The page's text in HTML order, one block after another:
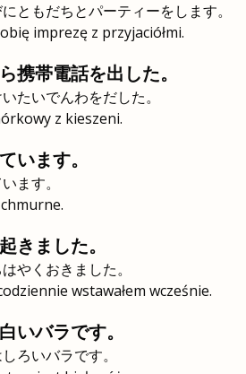
ともだちとパーティーをします。
imprezę z przyjaciółmi.
携帯電話を出した。
たいでんわをだした。
z kieszeni.
います。
ます。
きました。
やくおきました。
wstawałem wcześnie.
いバラです。
ろいバラです。